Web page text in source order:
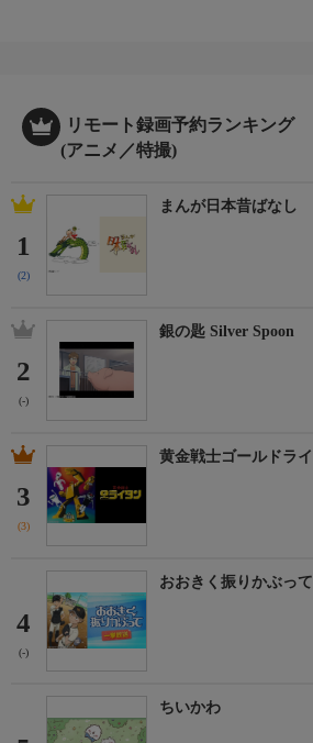
リモート録画予約ランキング
(アニメ／特撮)
1
(2)
まんが日本昔ばなし
2
(-)
銀の匙 Silver Spoon
3
(3)
黄金戦士ゴールドラ
4
(-)
おおきく振りかぶって
ちいかわ